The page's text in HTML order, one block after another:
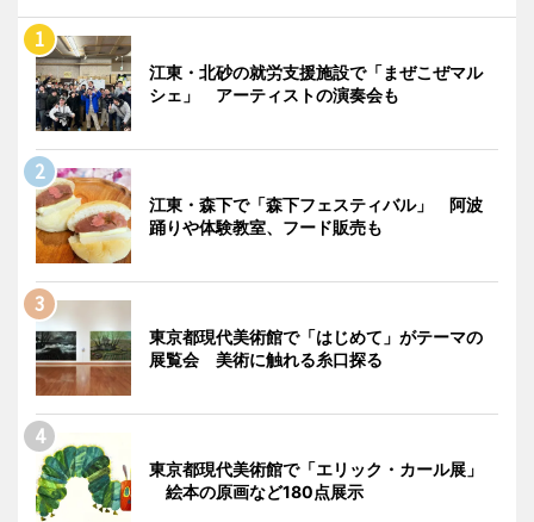
江東・北砂の就労支援施設で「まぜこぜマル
シェ」 アーティストの演奏会も
江東・森下で「森下フェスティバル」 阿波
踊りや体験教室、フード販売も
東京都現代美術館で「はじめて」がテーマの
展覧会 美術に触れる糸口探る
東京都現代美術館で「エリック・カール展」
絵本の原画など180点展示